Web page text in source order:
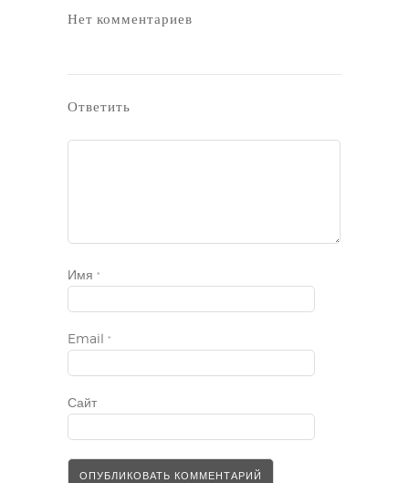
Нет комментариев
Ответить
Имя *
Email *
Сайт